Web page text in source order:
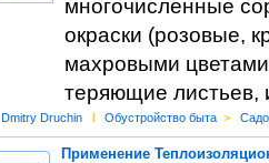
многочисленные
окраски (розовые,
махровыми
теряющие листьев,
Dmitry Druchin l Обустройство быта >
Применение